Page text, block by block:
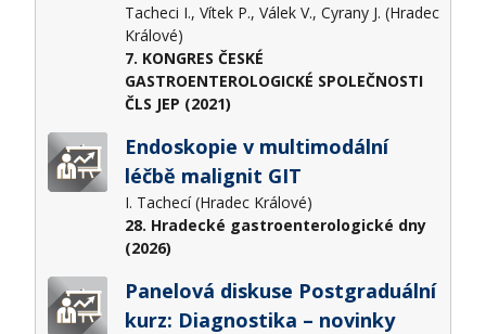
Tacheci I., Vítek P., Válek V., Cyrany J. (Hradec
Králové)
7. KONGRES ČESKÉ
GASTROENTEROLOGICKÉ SPOLEČNOSTI
ČLS JEP (2021)
Endoskopie v multimodální
léčbě malignit GIT
I. Tachecí (Hradec Králové)
28. Hradecké gastroenterologické dny
(2026)
Panelová diskuse Postgraduální
kurz: Diagnostika – novinky